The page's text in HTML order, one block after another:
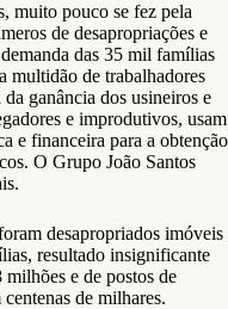
muito pouco se fez pela
de desapropriações e
das 35 mil famílias
multidão de trabalhadores
ganância dos usineiros e
e improdutivos, usam
e financeira para a obtenção
O Grupo João Santos
desapropriados imóveis
resultado insignificante
e de postos de
de milhares.